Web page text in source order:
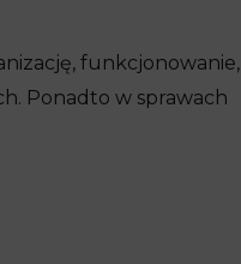
funkcjonowanie,
Ponadto w sprawach